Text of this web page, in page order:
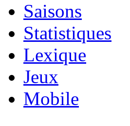
Saisons
Statistiques
Lexique
Jeux
Mobile